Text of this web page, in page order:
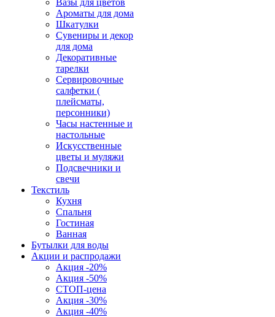
Вазы для цветов
Ароматы для дома
Шкатулки
Сувениры и декор
для дома
Декоративные
тарелки
Сервировочные
салфетки (
плейсматы,
персонники)
Часы настенные и
настольные
Искусственные
цветы и муляжи
Подсвечники и
свечи
Текстиль
Кухня
Спальня
Гостиная
Ванная
Бутылки для воды
Акции и распродажи
Акция -20%
Акция -50%
СТОП-цена
Акция -30%
Акция -40%